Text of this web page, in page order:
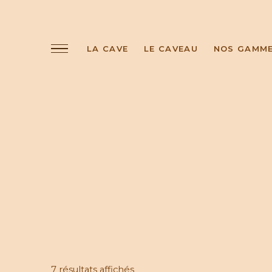
LA CAVE LE CAVEAU NOS
7 résultats affichés